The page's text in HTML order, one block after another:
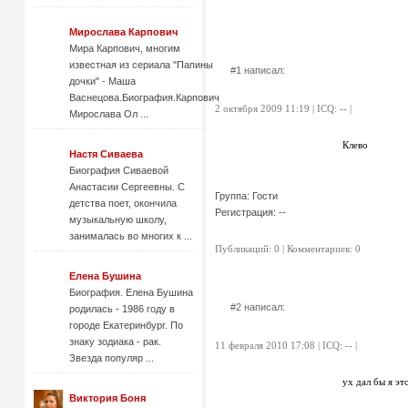
Мирослава Карпович
Мира Карпович, многим
известная из сериала "Папины
дочки" - Маша
Васнецова.Биография.Карпович
Мирослава Ол ...
Настя Cиваева
Биография Сиваевой
Анастасии Сергеевны. С
детства поет, окончила
музыкальную школу,
занималась во многих к ...
Елена Бушина
Биография. Елена Бушина
родилась - 1986 году в
городе Екатеринбург. По
знаку зодиака - рак.
Звезда популяр ...
Виктория Боня
#1 написал:
2 октября 2009 11:19 | ICQ: -- |
Группа: Гости
Регистрация: --
Клево
Публикаций: 0 | Комментариев: 0
#2 написал:
11 февраля 2010 17:08 | ICQ: -- |
ух дал бы я